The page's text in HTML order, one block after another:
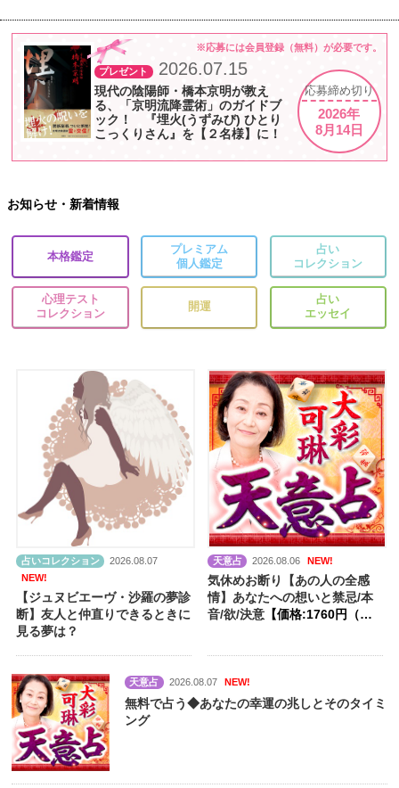
※応募には会員登録（無料）が必要です。
プレゼント 2026.07.15
現代の陰陽師・橋本京明が教え
る、「京明流降霊術」のガイドブ
ック！ 『埋火(うずみび) ひとり
こっくりさん』を【２名様】に！
応募締め切り
2026年
8月14日
お知らせ・新着情報
本格鑑定
プレミアム
個人鑑定
占い
コレクション
心理テスト
コレクション
開運
占い
エッセイ
占いコレクション
2026.08.07
NEW!
【ジュヌビエーヴ・沙羅の夢診
断】友人と仲直りできるときに
見る夢は？
天意占 2026.08.06 NEW!
気休めお断り【あの人の全感
情】あなたへの想いと禁忌/本
音/欲/決意【価格:1760円（税
天意占 2026.08.07 NEW!
無料で占う◆あなたの幸運の兆しとそのタイミ
ング